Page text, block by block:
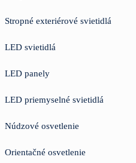
Stropné exteriérové svietidlá
LED svietidlá
LED panely
LED priemyselné svietidlá
Núdzové osvetlenie
Orientačné osvetlenie